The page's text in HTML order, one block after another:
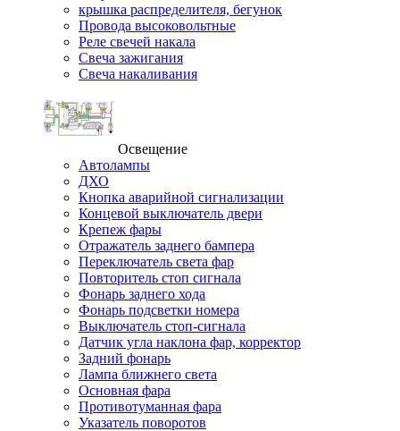
крышка распределителя, бегунок
Провода высоковольтные
Реле свечей накала
Свеча зажигания
Свеча накаливания
Освещение
Автолампы
ДХО
Кнопка аварийной сигнализации
Концевой выключатель двери
Крепеж фары
Отражатель заднего бампера
Переключатель света фар
Повторитель стоп сигнала
Фонарь заднего хода
Фонарь подсветки номера
Выключатель стоп-сигнала
Датчик угла наклона фар, корректор
Задний фонарь
Лампа ближнего света
Основная фара
Противотуманная фара
Указатель поворотов